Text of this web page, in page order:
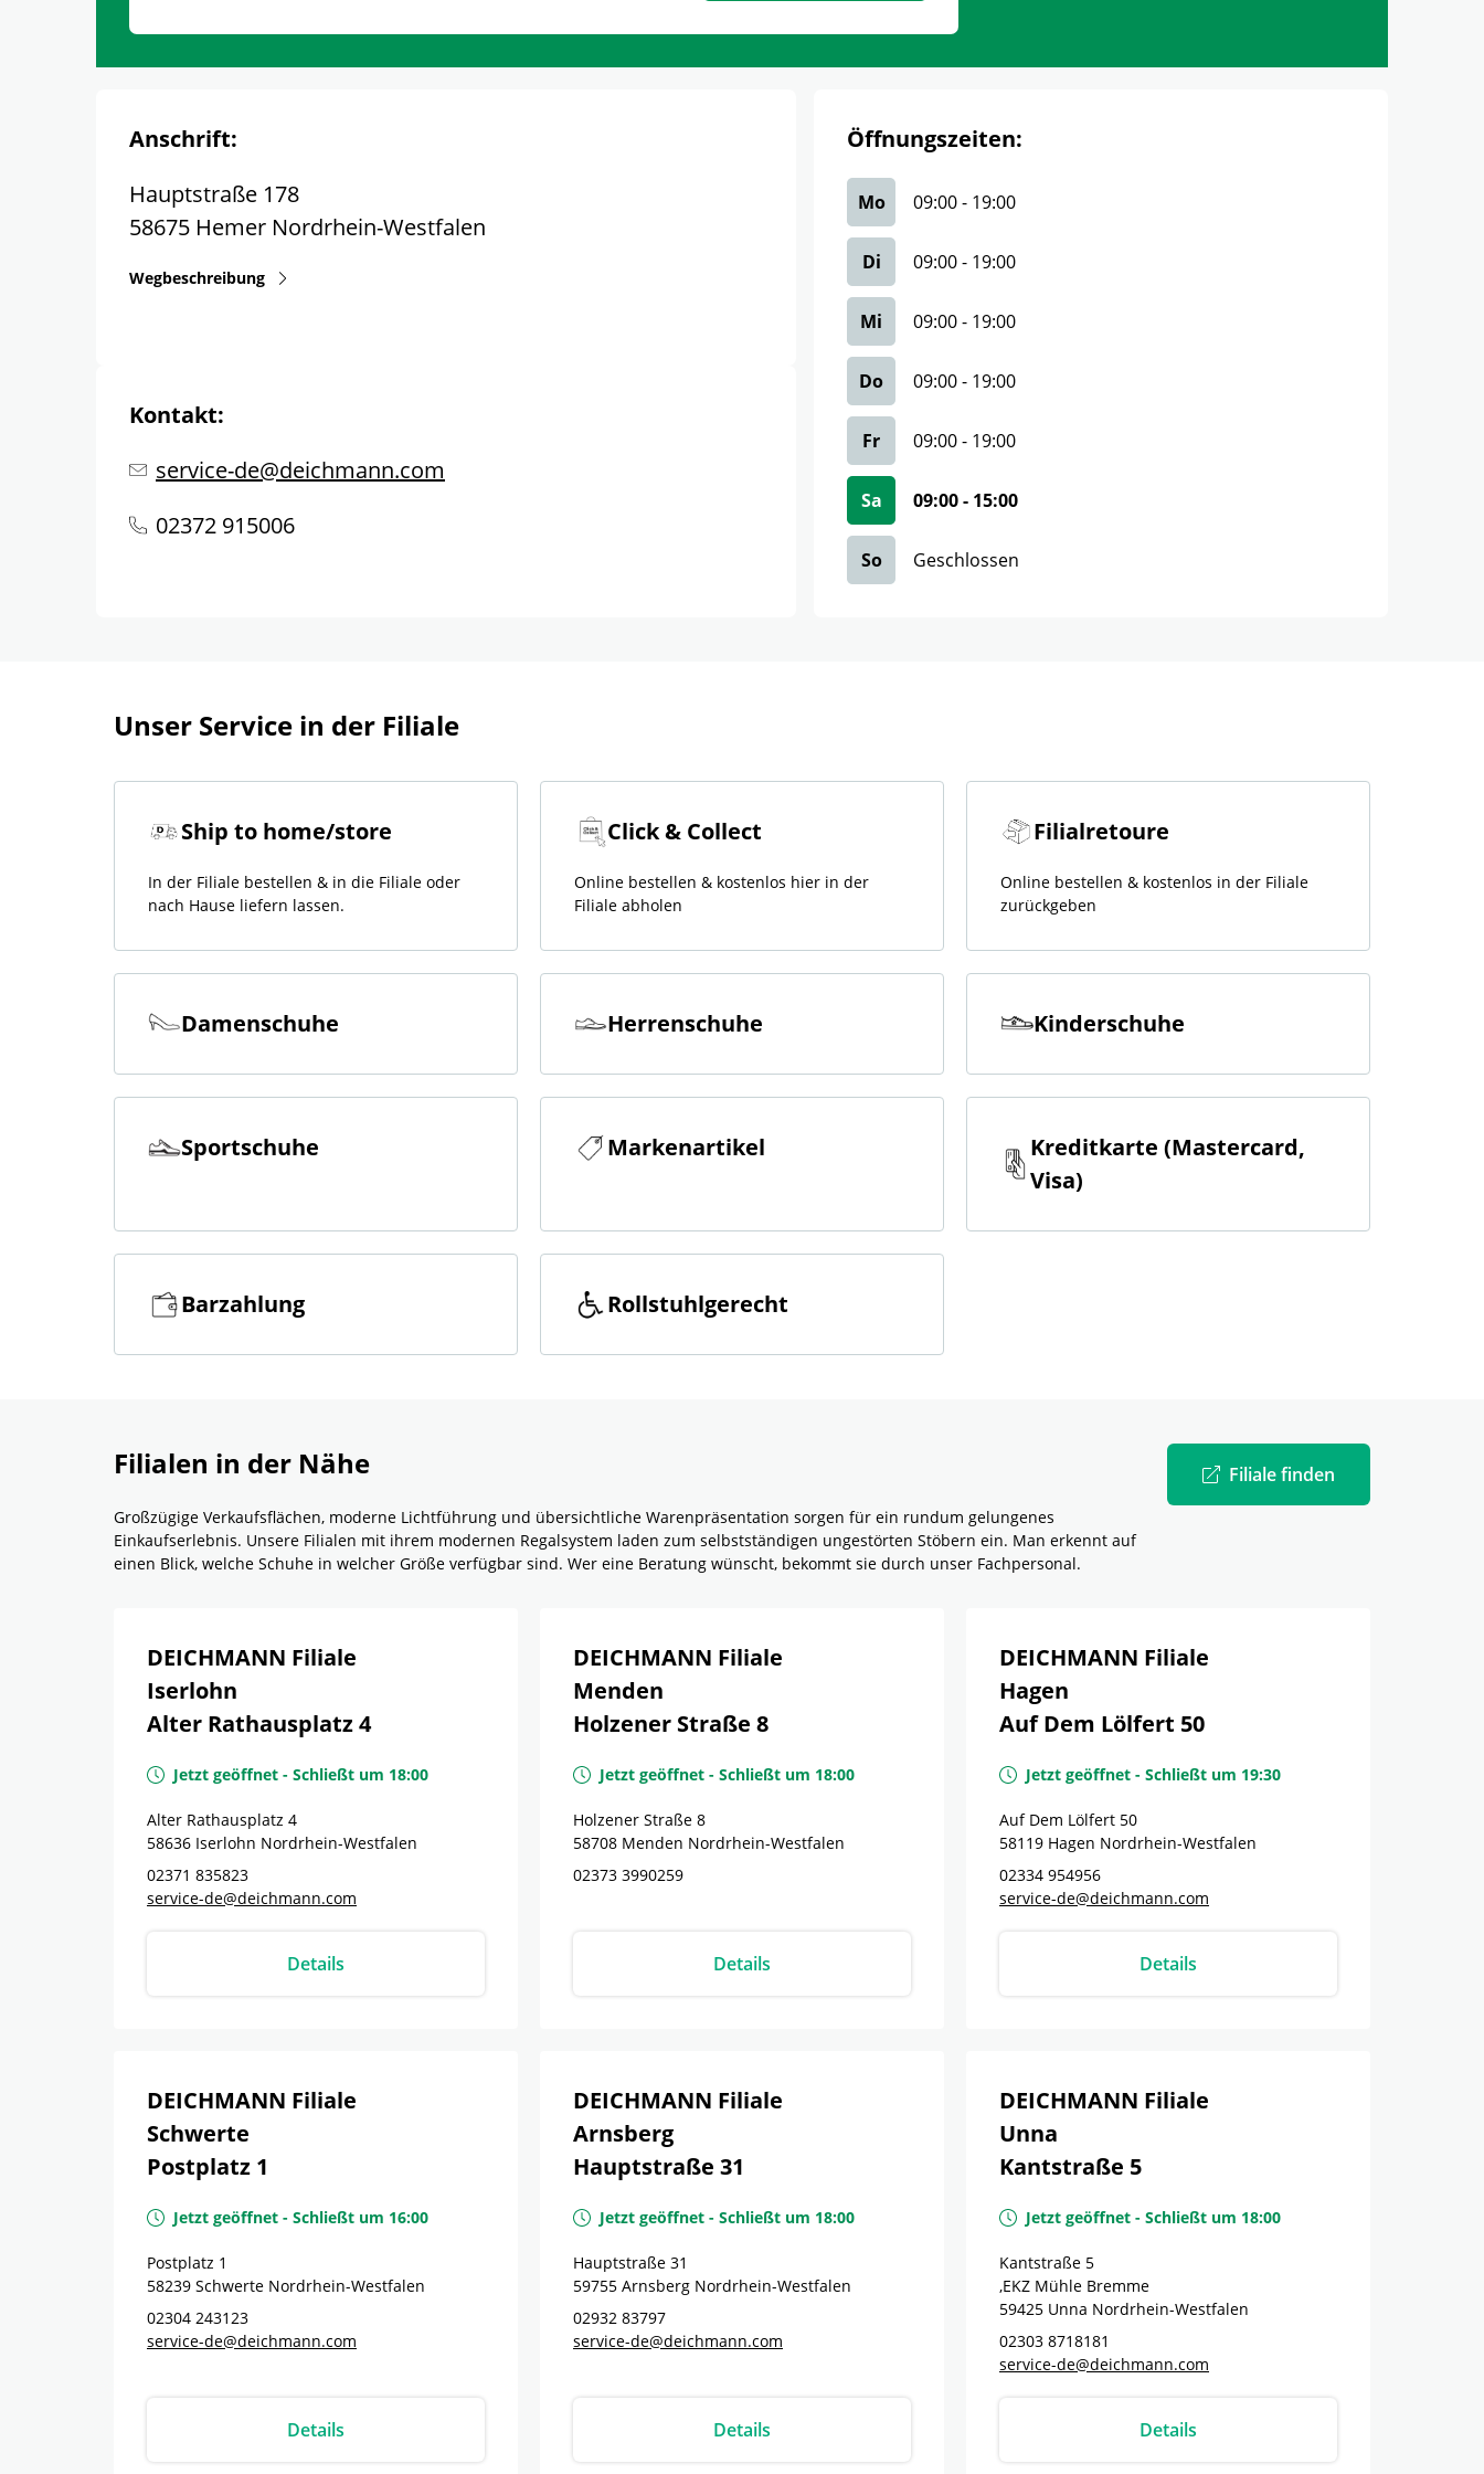
Anschrift:
Hauptstraße 178
58675 Hemer Nordrhein-Westfalen
Wegbeschreibung
Kontakt:
service-de@deichmann.com
02372 915006
Öffnungszeiten:
Mo 09:00- 19:00
Di 09:00- 19:00
Mi 09:00- 19:00
Do 09:00- 19:00
Fr 09:00- 19:00
Sa 09:00- 15:00
So Geschlossen
Unser Service in der Filiale
Ship to home/store
In der Filiale bestellen & in die Filiale oder
nach Hause liefern lassen.
Click & Collect
Online bestellen & kostenlos hier in der
Filiale abholen
Filialretoure
Online bestellen & kostenlos in der Filiale
zurückgeben
Damenschuhe Herrenschuhe Kinderschuhe
Sportschuhe Markenartikel
Kreditkarte (Mastercard,
Visa)
Barzahlung Rollstuhlgerecht
Filialen in der Nähe
Großzügige Verkaufsflächen, moderne Lichtführung und übersichtliche Warenpräsentation sorgen für ein rundum gelungenes
Einkaufserlebnis. Unsere Filialen mit ihrem modernen Regalsystem laden zum selbstständigen ungestörten Stöbern ein. Man erkennt auf
einen Blick, welche Schuhe in welcher Größe verfügbar sind. Wer eine Beratung wünscht, bekommt sie durch unser Fachpersonal.
Filiale finden
DEICHMANN Filiale
Iserlohn
Alter Rathausplatz 4
Jetzt geöffnet - Schließt um 18:00
Alter Rathausplatz 4
58636 Iserlohn Nordrhein-Westfalen
02371 835823
service-de@deichmann.com
Details
DEICHMANN Filiale
Menden
Holzener Straße 8
Jetzt geöffnet - Schließt um 18:00
Holzener Straße 8
58708 Menden Nordrhein-Westfalen
02373 3990259
Details
DEICHMANN Filiale
Hagen
Auf Dem Lölfert 50
Jetzt geöffnet - Schließt um 19:30
Auf Dem Lölfert 50
58119 Hagen Nordrhein-Westfalen
02334 954956
service-de@deichmann.com
Details
DEICHMANN Filiale
Schwerte
Postplatz 1
Jetzt geöffnet - Schließt um 16:00
Postplatz 1
58239 Schwerte Nordrhein-Westfalen
02304 243123
service-de@deichmann.com
Details
DEICHMANN Filiale
Arnsberg
Hauptstraße 31
Jetzt geöffnet - Schließt um 18:00
Hauptstraße 31
59755 Arnsberg Nordrhein-Westfalen
02932 83797
service-de@deichmann.com
Details
DEICHMANN Filiale
Unna
Kantstraße 5
Jetzt geöffnet - Schließt um 18:00
Kantstraße 5
,EKZ Mühle Bremme
59425 Unna Nordrhein-Westfalen
02303 8718181
service-de@deichmann.com
Details